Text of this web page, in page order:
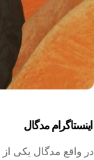
اینستاگرام مدگال
در واقع مدگال یکی